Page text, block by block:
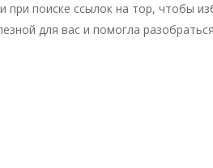
поиске ссылок на тор, чтобы
для вас и помогла